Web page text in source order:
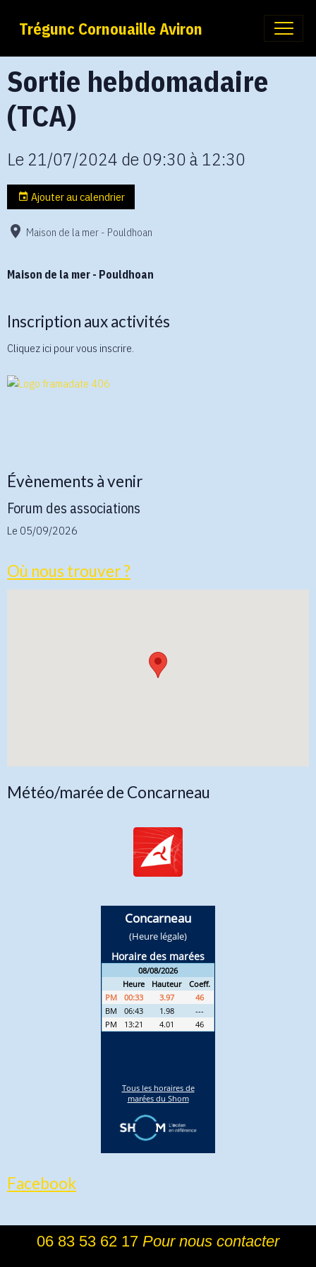
Trégunc Cornouaille Aviron
Sortie hebdomadaire
(TCA)
Le 21/07/2024 de 09:30à 12:30
Ajouter au calendrier
Maison de la mer - Pouldhoan
Maison de la mer - Pouldhoan
Inscription aux activités
Cliquez ici pour vous inscrire.
Évènements à venir
Forum des associations
Le 05/09/2026
Où nous trouver ?
Météo/marée de Concarneau
Facebook
06 83 53 62 17 Pour nous contacter